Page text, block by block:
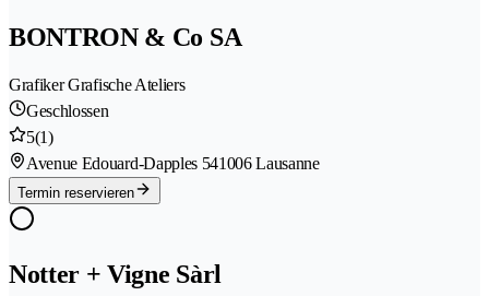
BONTRON & Co SA
Grafiker Grafische Ateliers
Geschlossen
5(1)
Avenue Edouard-Dapples 541006 Lausanne
Termin reservieren
Notter + Vigne Sàrl